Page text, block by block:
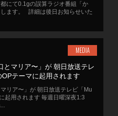
にて0.1gの誤算ラジオ番組「か
ます。 詳細は後日お知らせいた
MEDIA
とマリア〜」が 朝日放送テレ
テーマに起用されます
リア〜」が 朝日放送テレビ「Mu
起用されます 毎週日曜深夜1:3